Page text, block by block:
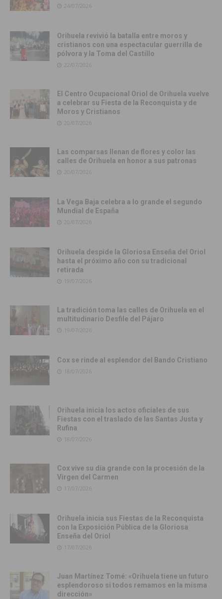
24/07/2026
Orihuela revivió la batalla entre moros y
cristianos con una espectacular guerrilla de
pólvora y la Toma del Castillo
22/07/2026
El Centro Ocupacional Oriol de Orihuela vuelve
a celebrar su Fiesta de la Reconquista y de
Moros y Cristianos
20/07/2026
Las comparsas llenan de flores y color las
calles de Orihuela en honor a sus patronas
20/07/2026
La Vega Baja celebra a lo grande el segundo
Mundial de España
20/07/2026
Orihuela despide la Gloriosa Enseña del Oriol
hasta el próximo año con su tradicional
retirada
19/07/2026
La tradición toma las calles de Orihuela en el
multitudinario Desfile del Pájaro
19/07/2026
Cox se rinde al esplendor del Bando Cristiano
18/07/2026
Orihuela inicia los actos oficiales de sus
Fiestas con el traslado de las Santas Justa y
Rufina
18/07/2026
Cox vive su día grande con la procesión de la
Virgen del Carmen
17/07/2026
Orihuela inicia sus Fiestas de la Reconquista
con la Exposición Pública de la Gloriosa
Enseña del Oriol
17/07/2026
Juan Martínez Tomé: «Orihuela tiene un futuro
esplendoroso si todos remamos en la misma
dirección»